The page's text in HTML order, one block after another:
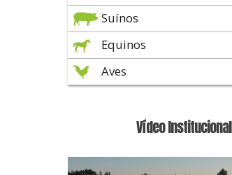
Suínos
Equinos
Aves
Vídeo Institucional